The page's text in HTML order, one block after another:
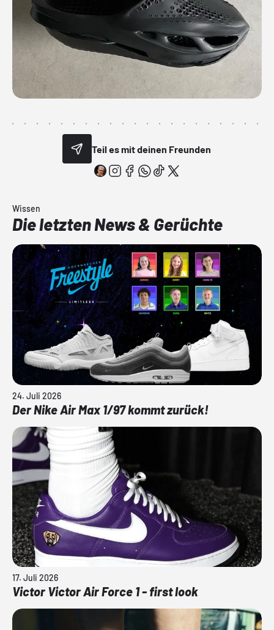
Teil es mit deinen Freunden
Wissen
Die letzten News & Gerüchte
24. Juli 2026
Der Nike Air Max 1/97 kommt zurück!
17. Juli 2026
Victor Victor Air Force 1 - first look